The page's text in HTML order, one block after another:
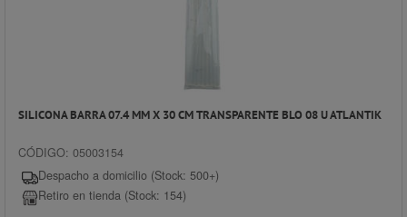
SILICONA BARRA 07.4 MM X 30 CM TRANSPARENTE BLO 08 U ATLANTIK
CÓDIGO: 05003154
Despacho a domicilio (Stock: 500+)
Retiro en tienda (Stock: 154)